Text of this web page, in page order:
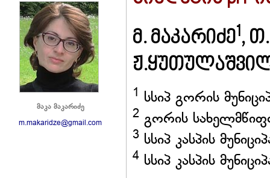
მაკა მაკარიძე
m.makaridze@gmail.com
მ. მაკარიძე1,
1 სსიპ გორის
2 გორის
3 სსიპ კასპის
4 სსიპ კასპის